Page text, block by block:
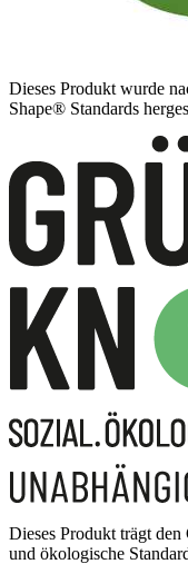
Dieses Produkt wurde
Shape® Standards
Dieses Produkt trägt
und ökologische